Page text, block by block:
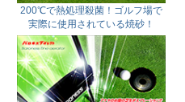
200℃で熱処理殺菌！ゴルフ場で
実際に使用されている焼砂！